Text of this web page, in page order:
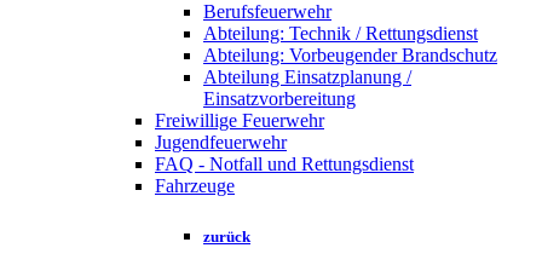
Berufsfeuerwehr
Abteilung: Technik / Rettungsdienst
Abteilung: Vorbeugender Brandschutz
Abteilung Einsatzplanung /
Einsatzvorbereitung
Freiwillige Feuerwehr
Jugendfeuerwehr
FAQ - Notfall und Rettungsdienst
Fahrzeuge
zurück